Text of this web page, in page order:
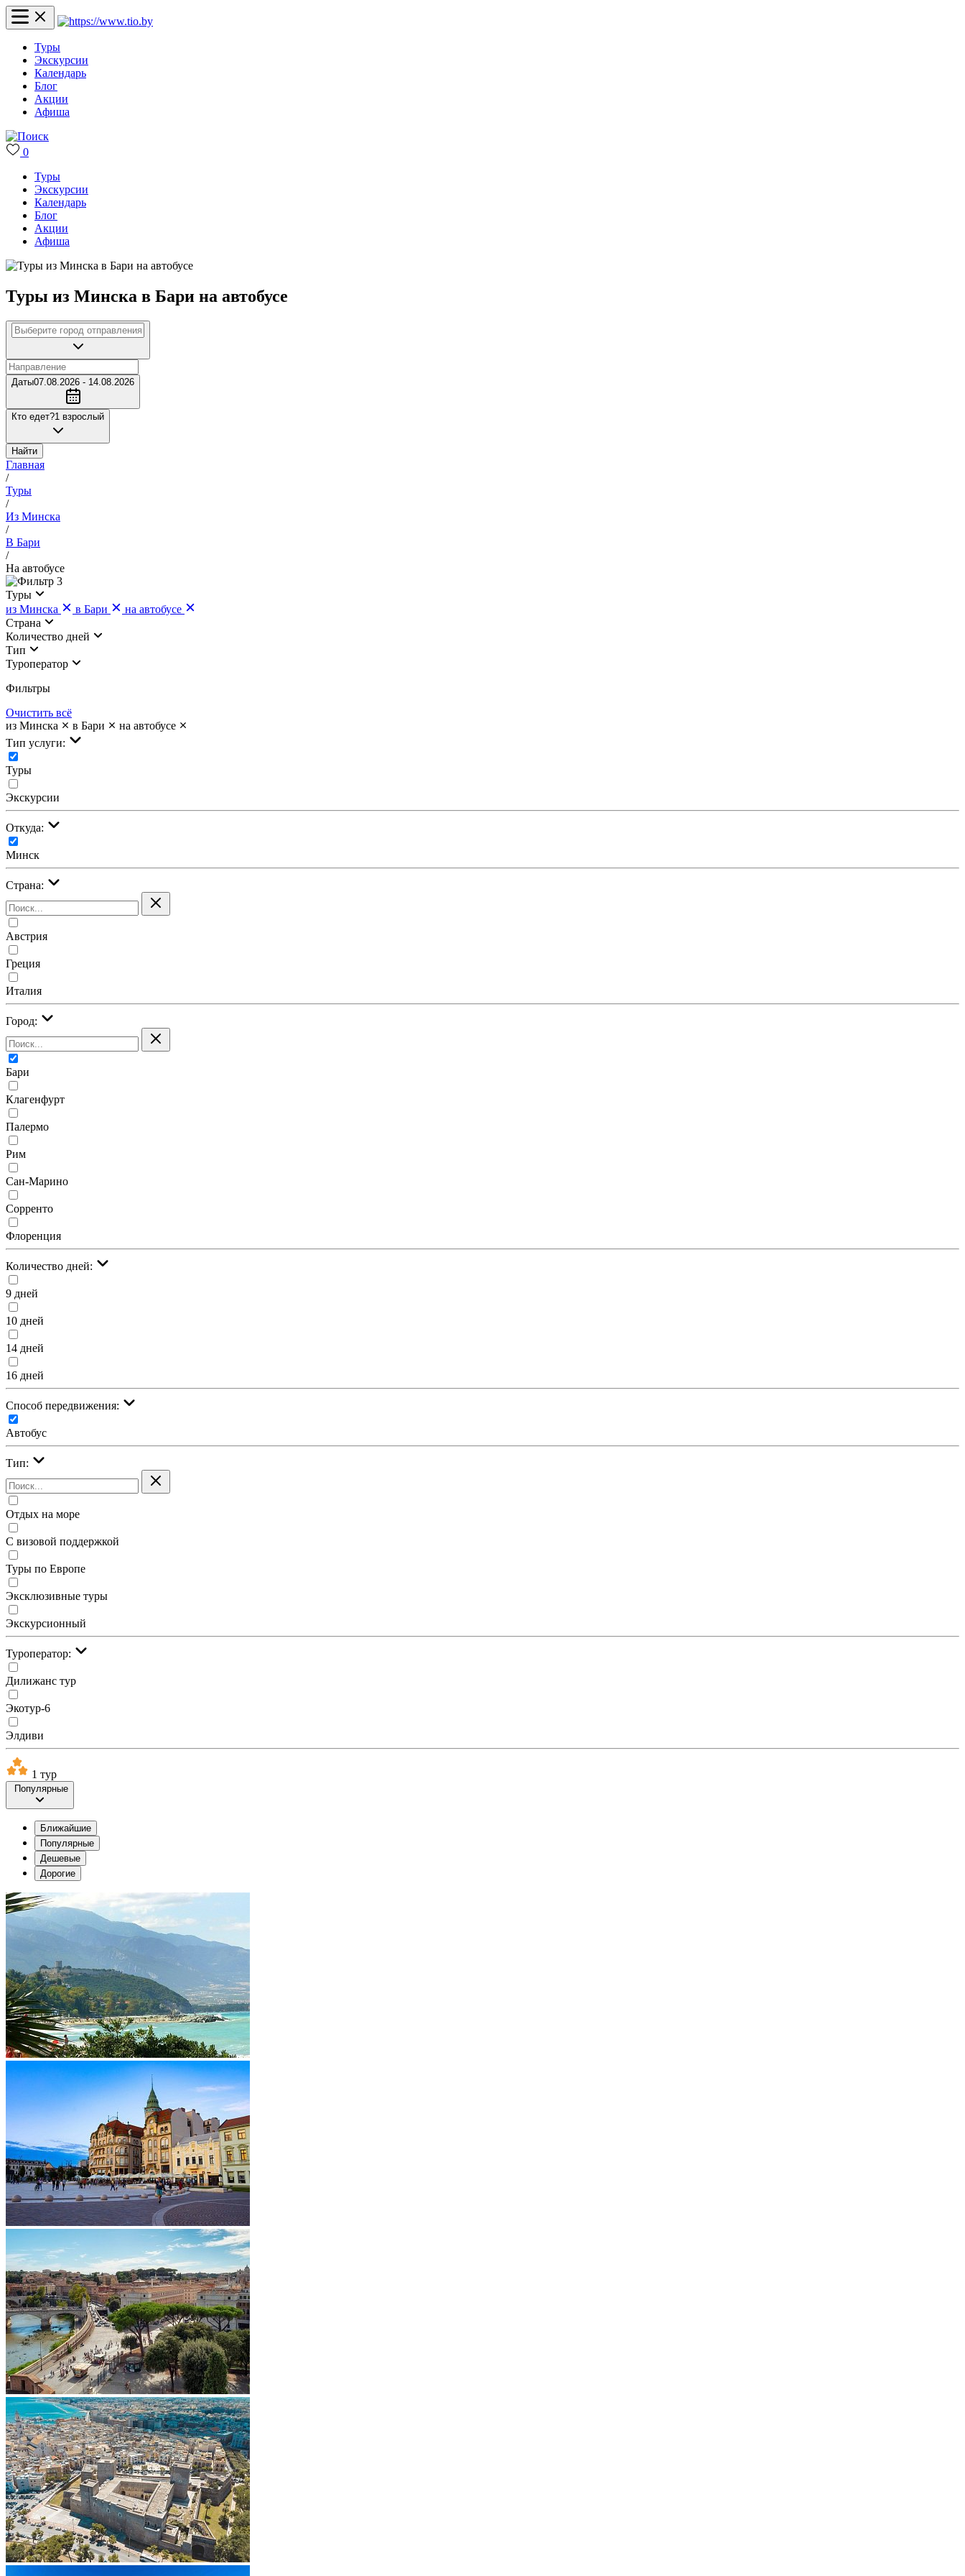
Туры
Экскурсии
Календарь
Блог
Акции
Афиша
0
Туры
Экскурсии
Календарь
Блог
Акции
Афиша
Туры из Минска в Бари на автобусе
Даты07.08.2026 - 14.08.2026
Кто едет?1 взрослый
Найти
Главная
/
Туры
/
Из Минска
/
В Бари
/
На автобусе
3
Туры
из Минска
в Бари
на автобусе
Страна
Количество дней
Тип
Туроператор
Фильтры
Очистить всё
из Минска
в Бари
на автобусе
Тип услуги:
Туры
Экскурсии
Откуда:
Минск
Страна:
Австрия
Греция
Италия
Город:
Бари
Клагенфурт
Палермо
Рим
Сан-Марино
Сорренто
Флоренция
Количество дней:
9 дней
10 дней
14 дней
16 дней
Cпособ передвижения:
Автобус
Тип:
Отдых на море
С визовой поддержкой
Туры по Европе
Эксклюзивные туры
Экскурсионный
Туроператор:
Дилижанс тур
Экотур-6
Элдиви
1 тур
Популярные
Ближайшие
Популярные
Дешевые
Дорогие